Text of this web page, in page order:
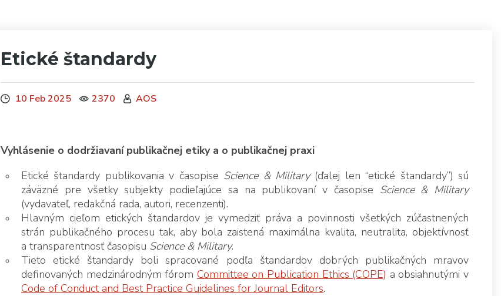
Etické štandardy
10 Feb 2025 2370 AOS
Vyhlásenie o dodržiavaní publikačnej etiky a o publikačnej praxi
Etické štandardy publikovania v časopise Science & Military(ďalej len “etické štandardy”) sú
záväzné pre všetky subjekty podieľajúce sa na publikovaní v časopise Science & Military
(vydavateľ, redakčná rada, autori, recenzenti).
Hlavným cieľom etických štandardov je vymedziť práva a povinnosti všetkých zúčastnených
strán publikačného procesu tak, aby bola zaistená maximálna kvalita, neutralita, objektívnosť
a transparentnosť časopisu Science & Military.
Tieto etické štandardy boli spracované podľa štandardov dobrých publikačných mravov
definovaných medzinárodným fórom Committee on Publication Ethics (COPE) a obsiahnutými v
Code of Conduct and Best Practice Guidelines for Journal Editors.